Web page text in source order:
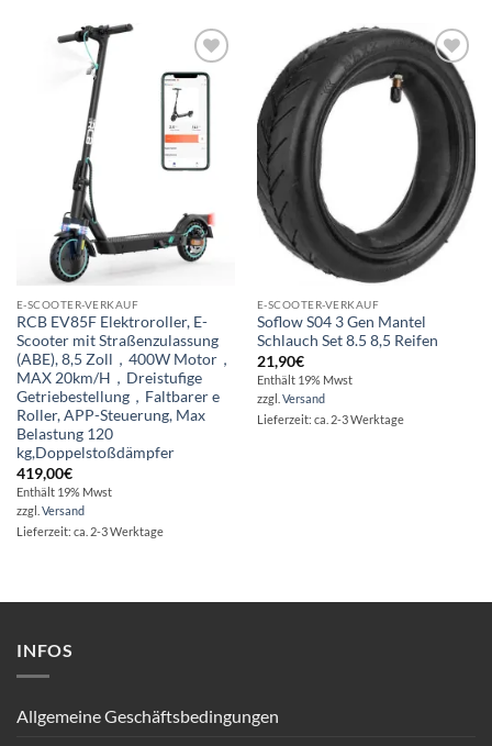
Auf die
Wunschliste
E-SCOOTER-VERKAUF
RCB EV85F Elektroroller, E-
Scooter mit Straßenzulassung
(ABE), 8,5 Zoll，400W Motor，
MAX 20km/H，Dreistufige
Getriebestellung，Faltbarer e
Roller, APP-Steuerung, Max
Belastung 120
kg,Doppelstoßdämpfer
419,00€
Enthält 19% Mwst
zzgl. Versand
Lieferzeit: ca. 2-3 Werktage
Auf die
Wunschliste
E-SCOOTER-VERKAUF
Soflow S04 3 Gen Mantel
Schlauch Set 8.5 8,5 Reifen
21,90€
Enthält 19% Mwst
zzgl. Versand
Lieferzeit: ca. 2-3 Werktage
INFOS
Allgemeine Geschäftsbedingungen